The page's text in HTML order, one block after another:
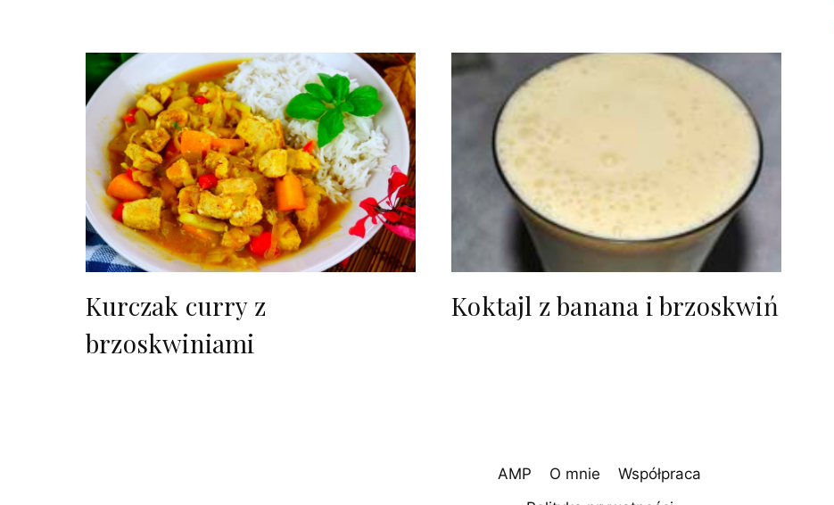
Kurczak curry z
brzoskwiniami
Koktajl z banana i brzoskwiń
AMP O mnie
Współpraca